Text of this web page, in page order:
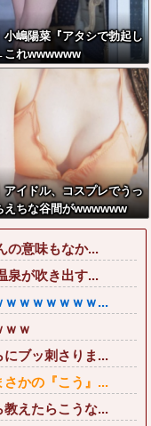
小嶋陽菜『アタシで勃起し
れwwwwww
アイドル、コスプレでうっ
えちな谷間がwwwwww
の意味もなか...
泉が吹き出す...
ｗｗｗｗｗｗ...
ｗｗ
にブッ刺さりま...
さかの『こう』...
えたらこうな...